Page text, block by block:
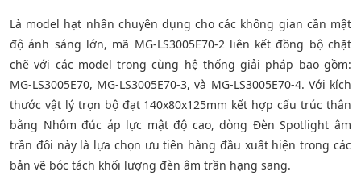
Là model hạt nhân chuyên dụng cho các không gian cần mật
độ ánh sáng lớn, mã MG-LS3005E70-2 liên kết đồng bộ chặt
chẽ với các model trong cùng hệ thống giải pháp bao gồm:
MG-LS3005E70, MG-LS3005E70-3, và MG-LS3005E70-4. Với kích
thước vật lý trọn bộ đạt 140x80x125mm kết hợp cấu trúc thân
bằng Nhôm đúc áp lực mật độ cao, dòng Đèn Spotlight âm
trần đôi này là lựa chọn ưu tiên hàng đầu xuất hiện trong các
bản vẽ bóc tách khối lượng đèn âm trần hạng sang.